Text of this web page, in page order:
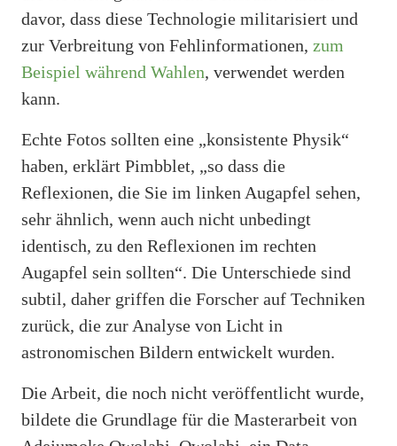
davor, dass diese Technologie militarisiert und
zur Verbreitung von Fehlinformationen, zum
Beispiel während Wahlen, verwendet werden
kann.
Echte Fotos sollten eine „konsistente Physik“
haben, erklärt Pimbblet, „so dass die
Reflexionen, die Sie im linken Augapfel sehen,
sehr ähnlich, wenn auch nicht unbedingt
identisch, zu den Reflexionen im rechten
Augapfel sein sollten“. Die Unterschiede sind
subtil, daher griffen die Forscher auf Techniken
zurück, die zur Analyse von Licht in
astronomischen Bildern entwickelt wurden.
Die Arbeit, die noch nicht veröffentlicht wurde,
bildete die Grundlage für die Masterarbeit von